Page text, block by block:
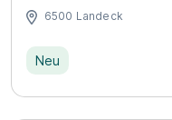
6500 Landeck
Neu